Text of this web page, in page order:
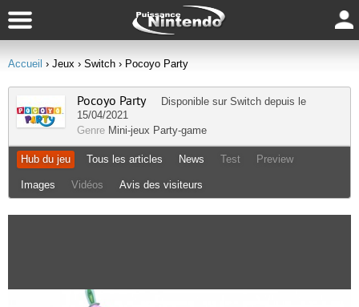
Accueil › Jeux › Switch › Pocoyo Party
Pocoyo Party Disponible sur Switch depuis le
15/04/2021
Genre Mini-jeux Party-game
Hub du jeu Tous les articles News Test Preview
Images Vidéos Avis des visiteurs